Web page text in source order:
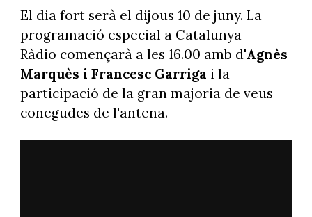
El dia fort serà el dijous 10 de juny. La
programació especial a Catalunya
Ràdio començarà a les 16.00 amb d'Agnès
Marquès i Francesc Garriga i la
participació de la gran majoria de veus
conegudes de l'antena.